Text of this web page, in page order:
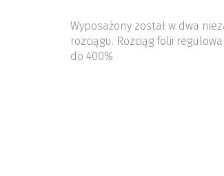
Wyposażony został w dwa
rozciągu. Rozciąg folii
do 400%